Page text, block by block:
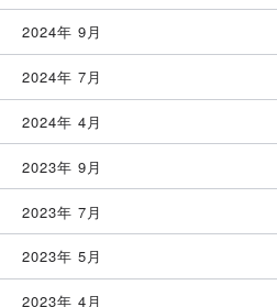
2024年 9月
2024年 7月
2024年 4月
2023年 9月
2023年 7月
2023年 5月
2023年 4月